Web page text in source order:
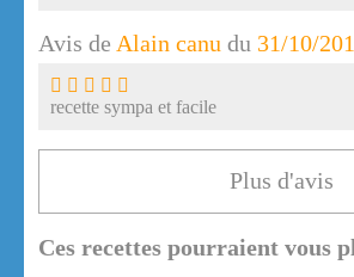
Avis de Alain canu du 31/10/
recette sympa et facile
Plus d'avis
Ces recettes pourraient vous